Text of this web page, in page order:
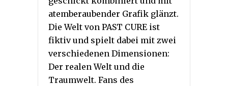
atemberaubender Grafik glänzt.
Die Welt von PAST CURE ist
fiktiv und spielt dabei mit zwei
verschiedenen Dimensionen:
Der realen Welt und die
Traumwelt. Fans des